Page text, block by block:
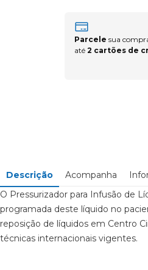
Parcele sua
até 2 cartões de
Descrição Acompanha
O Pressurizador para Infusão de
programada deste líquido no
reposição de líquidos em Centro
técnicas internacionais vigentes.